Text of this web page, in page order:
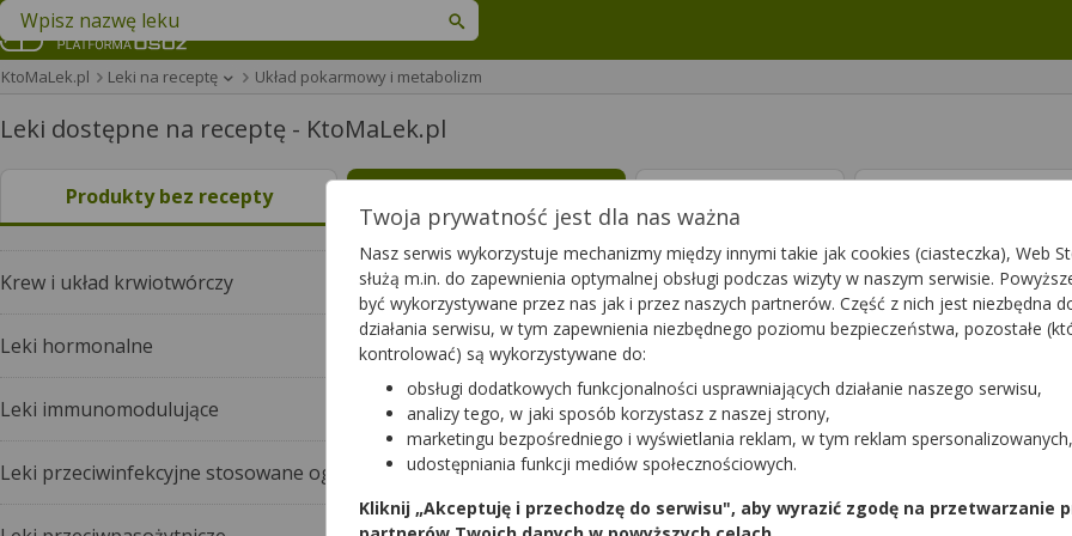
Znajdź lek w swojej okolicy
KtoMaLek.pl Leki na receptę Układ pokarmowy i metabolizm
Leki dostępne na receptę - KtoMaLek.pl
Produkty bez recepty
Krew i układ krwiotwórczy
Leki hormonalne
Leki immunomodulujące
Leki przeciwinfekcyjne stosowane ogólnie
Twoja prywatność jest dla nas ważna
Nasz serwis wykorzystuje mechanizmy między innymi takie jak cookies (ciasteczka), Web
służą m.in. do zapewnienia optymalnej obsługi podczas wizyty w naszym serwisie.
być wykorzystywane przez nas jak i przez naszych partnerów. Część z nich jest niezbędna
działania serwisu, w tym zapewnienia niezbędnego poziomu bezpieczeństwa, pozostałe
kontrolować) są wykorzystywane do:
obsługi dodatkowych funkcjonalności usprawniających działanie naszego serwisu,
analizy tego, w jaki sposób korzystasz z naszej strony,
marketingu bezpośredniego i wyświetlania reklam, w tym reklam spersonalizowanych,
udostępniania funkcji mediów społecznościowych.
Kliknij „Akceptuję i przechodzę do serwisu", aby wyrazić zgodę na przetwarzanie